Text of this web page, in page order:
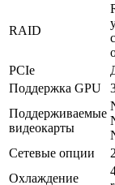
RAID
PCIe
Поддержка GPU
Поддерживаемые
видеокарты
Сетевые опции
Охлаждение